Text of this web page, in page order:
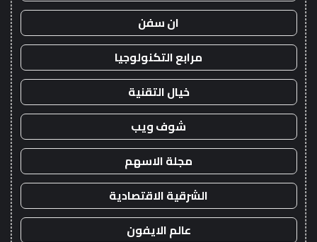
ان سفن
مرابع التكنولوجيا
خيال التقنية
شوف ويب
مجلة الاسهم
الشرقية الاقتصادية
عالم الايفون